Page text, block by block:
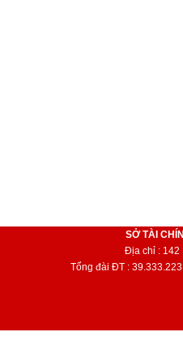
SỞ TÀI
Địa chỉ : 142
Tổng đài ĐT :